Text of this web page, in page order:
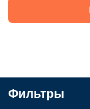
Фильтры